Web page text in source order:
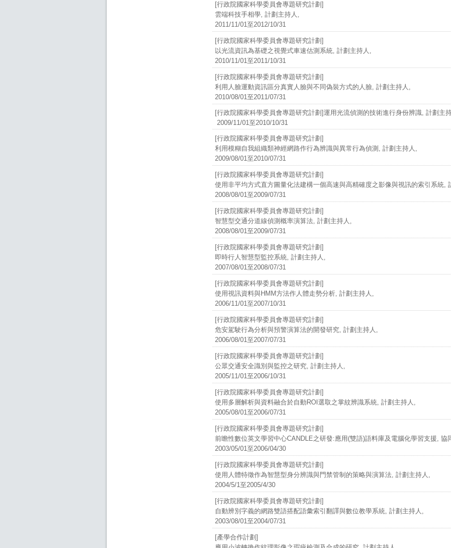
[行政院國家科學委員會專題研究計劃]
雲端科技手相學, 計劃主持人,
2011/11/01至2012/10/31
[行政院國家科學委員會專題研究計劃]
以光流資訊為基礎之視覺式車速估測系統, 計劃主持人,
2010/11/01至2011/10/31
[行政院國家科學委員會專題研究計劃]
利用人臉運動資訊區分真實人臉與不同偽裝方式的人臉, 計劃主持人,
2010/08/01至2011/07/31
[行政院國家科學委員會專題研究計劃]運用光流偵測的技術進行身份辨識, 計劃主
2009/11/01至2010/10/31
[行政院國家科學委員會專題研究計劃]
利用模糊自我組織類神經網路作行為辨識與異常行為偵測, 計劃主持人,
2009/08/01至2010/07/31
[行政院國家科學委員會專題研究計劃]
使用非平均方式直方圖量化法建構一個高速與高精確度之影像與視訊的索引系統,
2008/08/01至2009/07/31
[行政院國家科學委員會專題研究計劃]
智慧型交通分道線偵測概率演算法, 計劃主持人,
2008/08/01至2009/07/31
[行政院國家科學委員會專題研究計劃]
即時行人智慧型監控系統, 計劃主持人,
2007/08/01至2008/07/31
[行政院國家科學委員會專題研究計劃]
使用視訊資料與HMM方法作人體走勢分析, 計劃主持人,
2006/11/01至2007/10/31
[行政院國家科學委員會專題研究計劃]
危安駕駛行為分析與預警演算法的開發研究, 計劃主持人,
2006/08/01至2007/07/31
[行政院國家科學委員會專題研究計劃]
公眾交通安全識別與監控之研究, 計劃主持人,
2005/11/01至2006/10/31
[行政院國家科學委員會專題研究計劃]
使用多層解析與資料融合於自動ROI選取之掌紋辨識系統, 計劃主持人,
2005/08/01至2006/07/31
[行政院國家科學委員會專題研究計劃]
前瞻性數位英文學習中心CANDLE之研發:應用(雙語)語料庫及電腦化學習支援, 協
2003/05/01至2006/04/30
[行政院國家科學委員會專題研究計劃]
使用人體特徵作為智慧型身分辨識與門禁管制的策略與演算法, 計劃主持人,
2004/5/1至2005/4/30
[行政院國家科學委員會專題研究計劃]
自動辨別字義的網路雙語搭配語彙索引翻譯與數位教學系統, 計劃主持人,
2003/08/01至2004/07/31
[產學合作計劃]